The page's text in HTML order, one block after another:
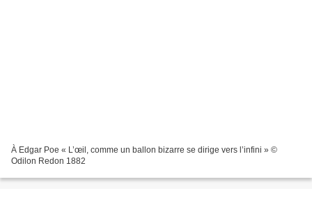
À Edgar Poe « L’œil, comme un ballon bizarre se dirige vers l’infini » ©
Odilon Redon 1882